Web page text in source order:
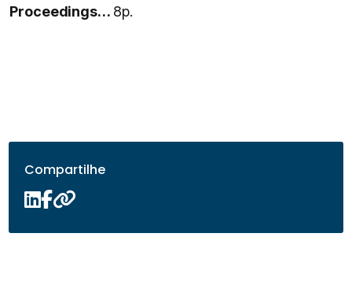
Proceedings… 8p.
Compartilhe